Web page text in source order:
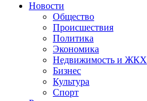
Новости
Общество
Происшествия
Политика
Экономика
Недвижимость и ЖКХ
Бизнес
Культура
Спорт